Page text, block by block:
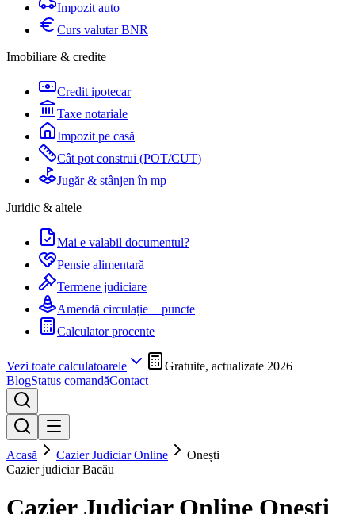
Impozit auto
Curs valutar BNR
Imobiliare & credite
Credit ipotecar
Taxe notariale
Impozit pe casă
Cât pot construi (POT/CUT)
Jugăr & stânjen în mp
Juridic & altele
Mai e valabil documentul?
Pensie alimentară
Termene judiciare
Amendă circulație + puncte
Calculator procente
Vezi toate calculatoarele
Gratuite, actualizate 2026
BlogStatus comandăContact
Acasă Cazier Judiciar Online
Onești
Cazier judiciarBacău
Cazier Judiciar Online Onești